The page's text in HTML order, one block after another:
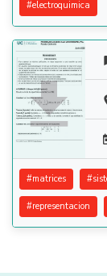
#electroquimica

#matrices #
#representacion